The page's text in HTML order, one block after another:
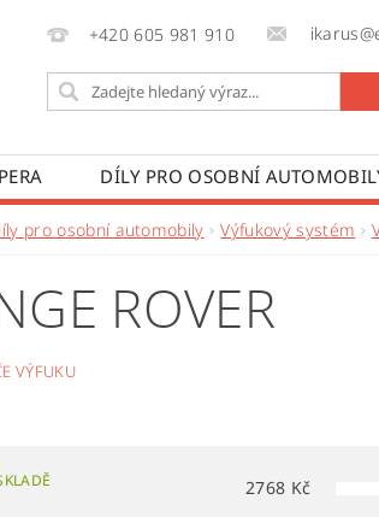
+420 605 981 910
DÍLY PRO OSOBNÍ
VOZY DÍLY PRO ZEMĚDĚLSKÉ
pro osobní automobily Výfukový systém
ROVER
VÝFUKU
2768 Kč